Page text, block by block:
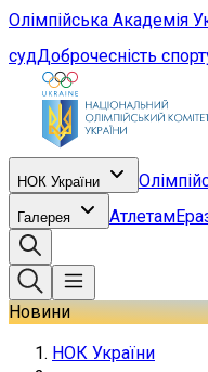
Олімпійська Академія
судДоброчесність
НОК України
Галерея Атлетам
Новини
НОК України